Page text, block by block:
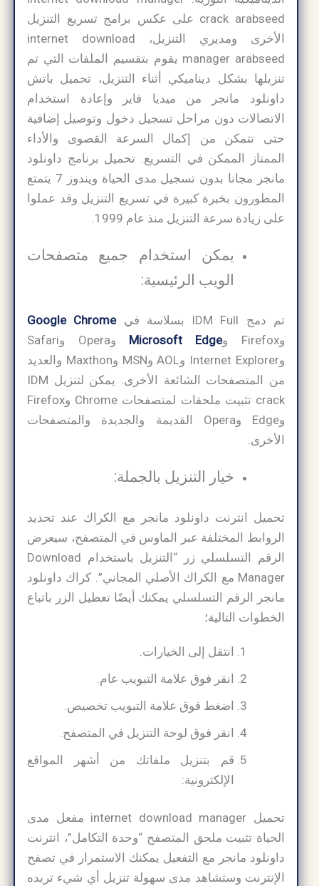
crack arabseed على عكس برامج تسريع التنزيل
الأخرى ومديري التنزيل، internet download
manager arabseed يقوم بتقسيم الملفات التي تم
تنزيلها بشكل ديناميكي أثناء التنزيل، تحميل باتش
داونلود مانجر من ميديا فاير وإعادة استخدام
الاتصالات دون مراحل تسجيل دخول وتوصيل إضافية
حتى تتمكن من إكمال السرعة القصوى والأداء
الممتاز الممكن في التسريع. تحميل برنامج داونلود
مانجر مجانا بدون تسجيل مدى الحياة ويندوز 7 يتمتع
المطورون بخبرة كبيرة في تسريع التنزيل وقد عملوا
على زيادة سرعة التنزيل منذ عام 1999.
يمكن استخدام جميع متصفحات
الويب الرئيسية:
تم دمج IDM Full بسلاسة في
Google Chrome
Microsoft Edge
وOpera وSafari
وInternet Explorer وAOL وMSN وMaxthon والعديد
من المتصفحات الشائعة الأخرى. يمكن لتنزيل IDM
crack تثبيت ملحقات لمتصفحات Chrome وFirefox
وEdge وOpera القديمة والجديدة والمتصفحات
الأخرى.
خيار التنزيل بالجملة:
تحميل انترنت داونلود مانجر مع الكراك عند تحديد
الروابط المختلفة عبر الماوس في المتصفح، سيعرض
الرقم التسلسلي زر “التنزيل باستخدام Download
Manager مع الكراك الأصلي المجاني”. كراك داونلود
مانجر الرقم التسلسلي يمكنك أيضًا تعطيل الزر باتباع
الخطوات التالية؛
انتقل إلى الخيارات.
انقر فوق علامة التبويب عام.
اضغط فوق علامة التبويب تخصيص.
انقر فوق لوحة التنزيل في المتصفح.
قم بتنزيل ملفاتك من أشهر المواقع
الإلكترونية:
تحميل internet download manager مفعل مدى
الحياة​ تثبيت ملحق المتصفح “وحدة التكامل”، انترنت
داونلود مانجر مع التفعيل يمكنك الاستمرار في تصفح
الإنترنت وستشاهد مدى سهولة تنزيل أي شيء تريده